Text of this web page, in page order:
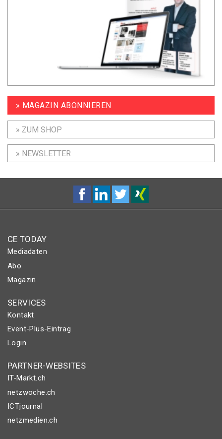
» MAGAZIN ABONNIEREN
» ZUM SHOP
» NEWSLETTER
CE TODAY
Mediadaten
Abo
Magazin
SERVICES
Kontakt
Event-Plus-Eintrag
Login
PARTNER-WEBSITES
IT-Markt.ch
netzwoche.ch
ICTjournal
netzmedien.ch